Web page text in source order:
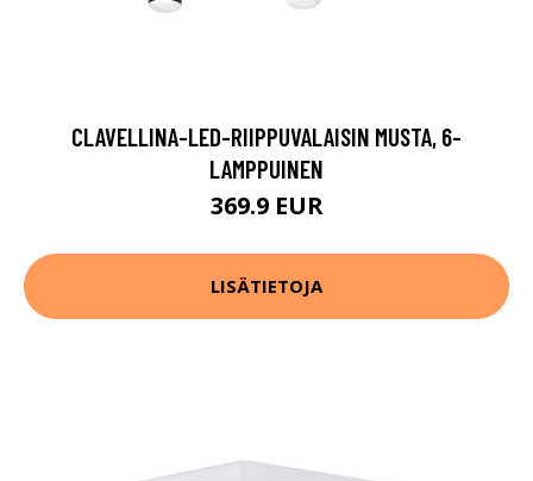
CLAVELLINA-LED-RIIPPUVALAISIN MUSTA, 6-
LAMPPUINEN
369.9 EUR
LISÄTIETOJA